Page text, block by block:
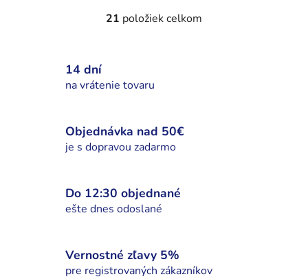
O
d
i
e
v
k
ý
p
21 položiek celkom
14 dní
na vrátenie tovaru
Objednávka nad 50€
je s dopravou zadarmo
Do 12:30 objednané
ešte dnes odoslané
Vernostné zľavy 5%
pre registrovaných zákazníkov